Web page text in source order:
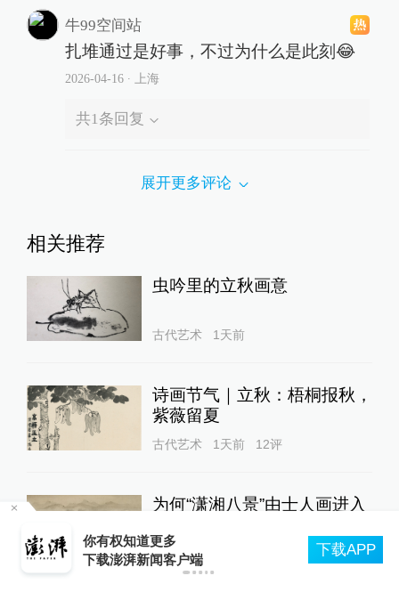
牛99空间站
扎堆通过是好事，不过为什么是此刻😂
2026-04-16∙ 上海
共1条回复
展开更多评论
相关推荐
虫吟里的立秋画意
古代艺术 1天前
诗画节气｜立秋：梧桐报秋，
紫薇留夏
古代艺术 1天前 12评
为何“潇湘八景”由士人画进入
古代艺术
8月9日运营开始起，上海轨交全网络地面高架区
段限速运行